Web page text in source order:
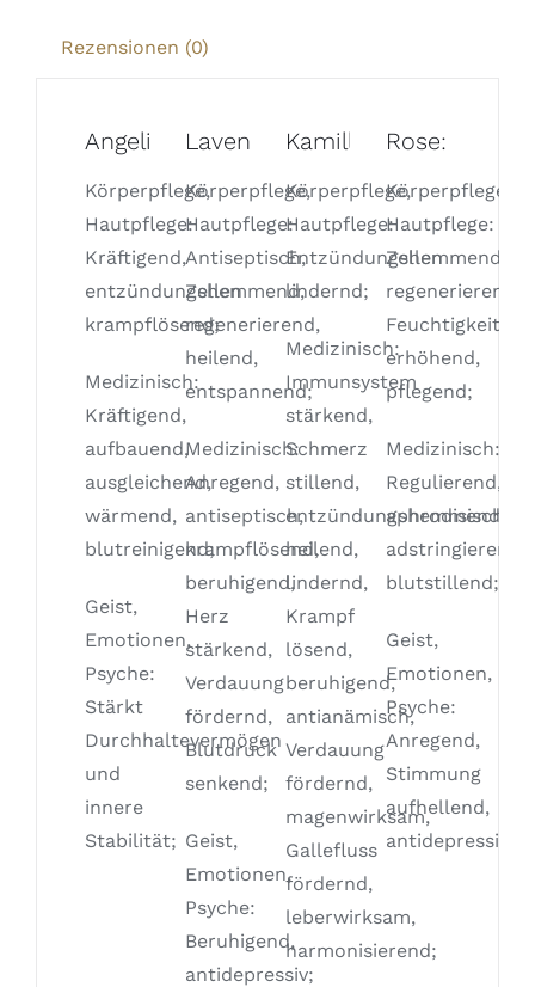
Rezensionen (0)
Angelika:
Körperpflege,
Hautpflege:
Kräftigend,
entzündungshemmend,
krampflösend;
Medizinisch:
Kräftigend,
aufbauend,
ausgleichend,
wärmend,
blutreinigend;
Geist,
Emotionen,
Psyche:
Stärkt
Durchhaltevermögen
und
innere
Stabilität;
Lavendel:
Körperpflege,
Hautpflege:
Antiseptisch,
Zellen
regenerierend,
heilend,
entspannend;
Medizinisch:
Anregend,
antiseptisch,
krampflösend,
beruhigend,
Herz
stärkend,
Verdauung
fördernd,
Blutdruck
senkend;
Geist,
Emotionen,
Psyche:
Beruhigend,
antidepressiv;
Kamille:
Körperpflege,
Hautpflege:
Entzündungshemmend,
lindernd;
Medizinisch:
Immunsystem
stärkend,
Schmerz
stillend,
entzündungshemmend,
heilend,
lindernd,
Krampf
lösend,
beruhigend,
antianämisch,
Verdauung
fördernd,
magenwirksam,
Gallefluss
fördernd,
leberwirksam,
harmonisierend;
Rose:
Körperpflege,
Hautpflege:
Zellen
regenerierend,
Feuchtigkeit
erhöhend,
pflegend;
Medizinisch:
Regulierend,
aphrodisisch,
adstringierend,
blutstillend;
Geist,
Emotionen,
Psyche:
Anregend,
Stimmung
aufhellend,
antidepressiv;